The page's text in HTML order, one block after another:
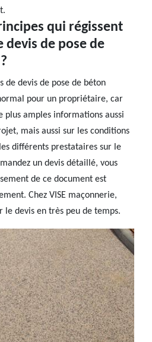
qui régissent
devis de pose de
de devis de pose de béton
pour un propriétaire, car
plus amples informations aussi
mais aussi sur les conditions
différents prestataires sur le
un devis détaillé, vous
de ce document est
Chez VISE maçonnerie,
le devis en très peu de temps.